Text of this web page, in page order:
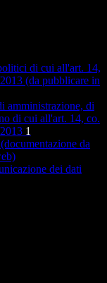
di cui all'art. 14,
(da pubblicare in
amministrazione, di
di cui all'art. 14, co.
1
da
dei dati